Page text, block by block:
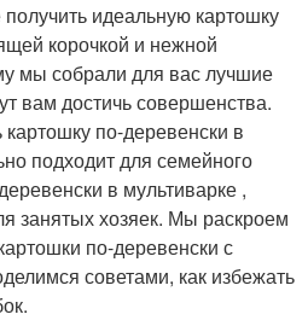
идеальную картошку
корочкой и нежной
мы собрали для вас лучшие
вам достичь совершенства.
картошку по-деревенски в
подходит для семейного
в мультиварке ,
занятых хозяек. Мы раскроем
по-деревенски с
советами, как избежать